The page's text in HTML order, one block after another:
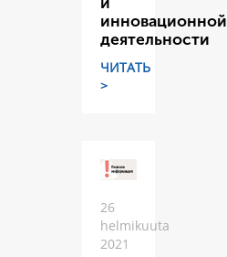
инновационной
деятельности
ЧИТАТЬ
>
26
helmikuuta
2021